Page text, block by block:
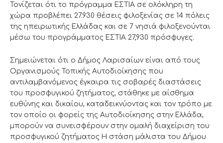
Τονίζεται ότι το πρόγραμμα ΕΣΤΙΑ σε ολόκληρη τη
χώρα προβλέπει 27.930 θέσεις φιλοξενίας σε 14 πόλεις
της ηπειρωτικής Ελλάδας και σε 7 νησιά φιλοξενούνται
μέσω του προγράμματος ΕΣΤΙΑ 27,930 πρόσφυγες.
Σημειώνεται ότι ο Δήμος Λαρισαίων είναι από τους
Οργανισμούς Τοπικής Αυτοδιοίκησης που
αντιλαμβανόμενος έγκαιρα τις σοβαρές διαστάσεις
του προσφυγικού ζητήματος, στάθηκε με αίσθημα
ευθύνης και δικαίου, καταδεικνύοντας και τον τρόπο με
τον οποίο οι φορείς της Αυτοδιοίκησης στην Ελλάδα,
μπορούν να συνεισφέρουν στην ομαλή διαχείριση του
προσφυγικού ζητήματος Η στάση μάλιστα του Δήμου